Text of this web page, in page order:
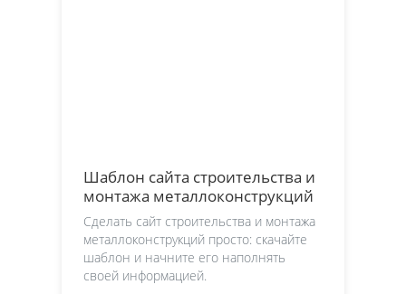
Шаблон сайта строительства и
монтажа металлоконструкций
Сделать сайт строительства и монтажа
металлоконструкций просто: скачайте
шаблон и начните его наполнять
своей информацией.